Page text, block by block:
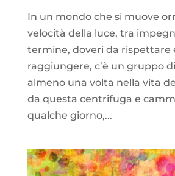
In un mondo che si muove
velocità della luce, tra
termine, doveri da rispettare
raggiungere, c’è un gruppo
almeno una volta nella vita
da questa centrifuga e
qualche giorno,...